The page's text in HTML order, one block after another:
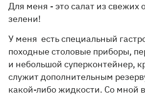
Для меня - это салат из свежих
зелени!
У меня есть специальный
походные столовые приборы,
и небольшой суперконтейнер,
служит дополнительным
какой-либо жидкости. Со мной